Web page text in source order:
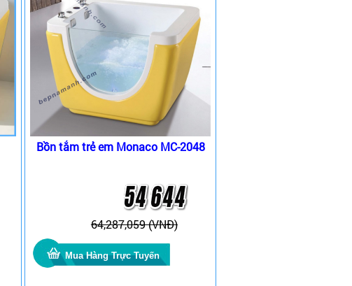
Bồn tắm trẻ em Monaco MC-2048
64,287,059 (VNĐ)